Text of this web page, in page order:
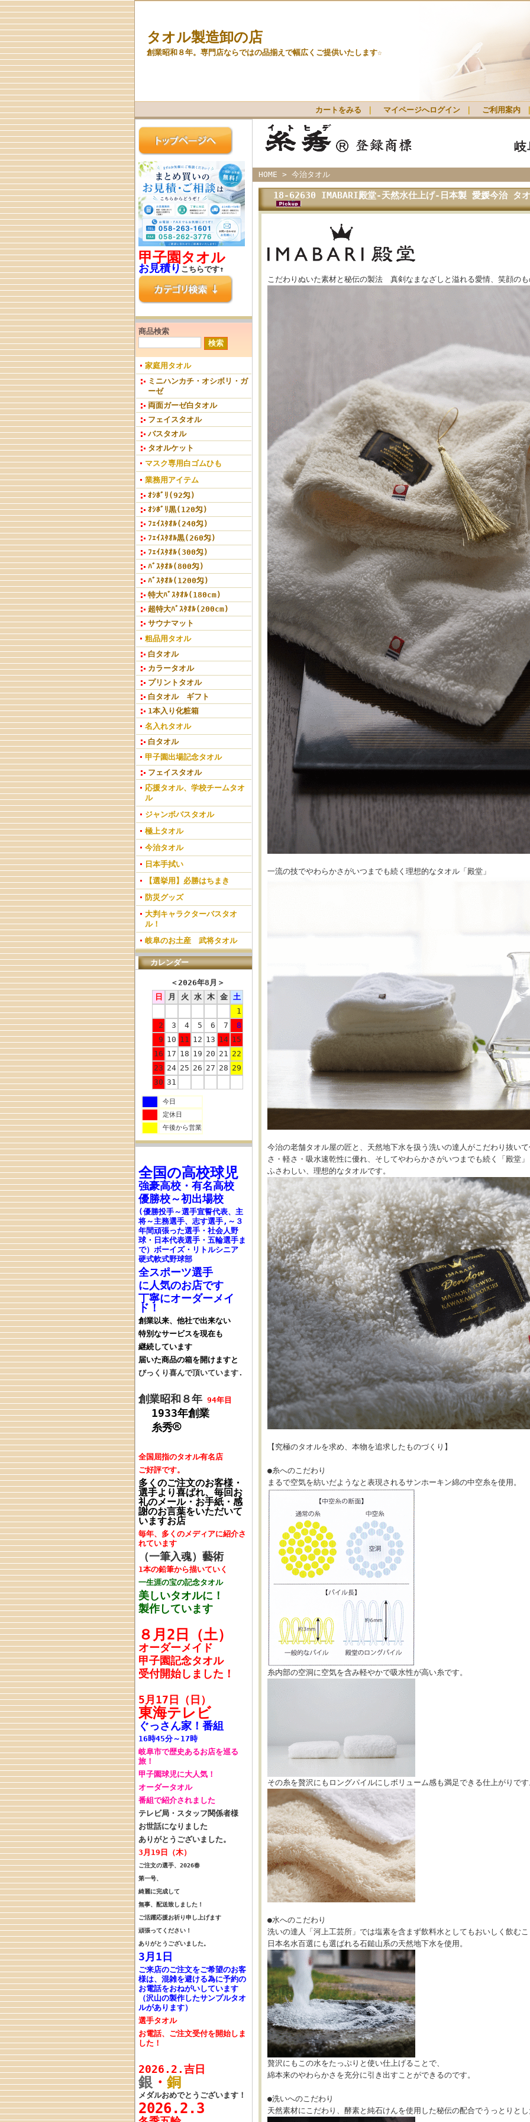
タオル製造卸の店
創業昭和８年。専門店ならではの品揃えで幅広くご提供いたします☆
カートをみる マイページへログイン｜ ご利用案内
甲子園タオル
お見積りこちらです↑
商品検索
家庭用タオル
ミニハンカチ・オシボリ・ガ
ーゼ
両面ガーゼ白タオル
フェイスタオル
バスタオル
タオルケット
マスク専用白ゴムひも
業務用アイテム
ｵｼﾎﾞﾘ(92匁)
ｵｼﾎﾞﾘ黒(120匁)
ﾌｪｲｽﾀｵﾙ(240匁)
ﾌｪｲｽﾀｵﾙ黒(260匁)
ﾌｪｲｽﾀｵﾙ(300匁)
ﾊﾞｽﾀｵﾙ(800匁)
ﾊﾞｽﾀｵﾙ(1200匁)
特大ﾊﾞｽﾀｵﾙ(180cm)
超特大ﾊﾞｽﾀｵﾙ(200cm)
サウナマット
粗品用タオル
白タオル
カラータオル
プリントタオル
白タオル ギフト
1本入り化粧箱
名入れタオル
白タオル
甲子園出場記念タオル
フェイスタオル
応援タオル、学校チームタオ
ル
ジャンボバスタオル
極上タオル
今治タオル
日本手拭い
【選挙用】必勝はちまき
防災グッズ
大判キャラクターバスタオ
ル！
岐阜のお土産 武将タオル
カレンダー
＜2026年8月 ＞
日
月 火 水 木 金
土
1
2
3 4 5 6 7
8
9 10 11 12 13 14 15
16 17 18 19 20 21 22
23 24 25 26 27 28 29
30 31
今日
定休日
午後から営業
全国の高校球児
強豪高校・ 有名高校
優勝校～初出場校
(優勝投手～選手宣誓代表、主
将～主務選手、志す選手,～３
年間頑張った選手・社会人野
球・日本代表選手・五輪選手ま
で）ボーイズ・リトルシニア
硬式軟式野球部
全スポーツ選手
に人気のお店です
丁寧にオーダーメイ
ド！
創業以来、他社で出来ない
特別なサービスを現在も
継続しています
届いた商品の箱を開けますと
びっくり喜んで頂いています.
創業昭和８年 94年目
1933年創業
糸秀®
全国屈指のタオル有名店
ご好評です。
多くのご注文のお客様・
選手より喜ばれ、毎回 お
礼のメール・お手紙・感
謝のお言葉をいただいて
いますお店
毎年、多くのメディアに紹介さ
れています
（一筆入魂）藝術
1本の鉛筆から描いていく
一生涯の宝の記念タオル
美しいタオルに！
製作しています
８月2日（土）
オーダーメイド
甲子園記念タオル
受付開始しました！
5月17日（日）
東海テレビ
ぐっさん家！番組
16時45分～17時
岐阜市で歴史あるお店を巡る
旅！
甲子園球児に大人気！
オーダータオル
番組で紹介されました
テレビ局・スタッフ関係者様
お世話になりました
ありがとうございました。
3月19日（木）
ご注文の選手、 2026春
第一号、
綺麗に完成して
無事、配送致しました！
ご活躍応援お祈り申し上げます
頑張ってください！
ありがとうございました。
3月1日
ご来店のご注文をご希望のお客
様は、混雑を避ける為に予約の
お電話をおねがいしています
（沢山の製作したサンプルタオ
ルがあります）
選手タオル
お電話、ご注文受付を開始しま
した！
2026.2.吉日
銀 ・ 銅
メダルおめでとうございます！
2026.2.3
HOME > 今治タオル
18-62630 IMABARI殿堂-天然水仕上げ-日本製 愛媛今治 タ
こだわりぬいた素材と秘伝の製法 真剣なまなざしと溢れる愛情、笑顔のも
一流の技でやわらかさがいつまでも続く理想的なタオル「殿堂」
今治の老舗タオル屋の匠と、天然地下水を扱う洗いの達人がこだわり抜い
さ・軽さ・吸水速乾性に優れ、そしてやわらかさがいつまでも続く「殿堂
ふさわしい、理想的なタオルです。
【究極のタオルを求め、本物を追求したものづくり】
●糸へのこだわり
まるで空気を紡いだようなと表現されるサンホーキン綿の中空糸を使用。
糸内部の空洞に空気を含み軽やかで吸水性が高い糸です。
その糸を贅沢にもロングパイルにしボリューム感も満足できる仕上がりです
●水へのこだわり
洗いの達人「河上工芸所」では塩素を含まず飲料水としてもおいしく飲む
日本名水百選にも選ばれる石鎚山系の天然地下水を使用。
贅沢にもこの水をたっぷりと使い仕上げることで、
綿本来のやわらかさを充分に引き出すことができるのです。
●洗いへのこだわり
天然素材にこだわり、酵素と純石けんを使用した秘伝の配合でうっとりと